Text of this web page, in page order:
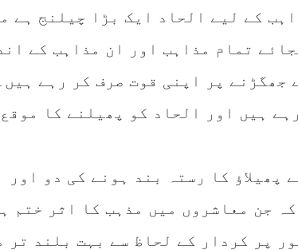
کے لیے الحاد ایک بڑا چیلنج ہے
تمام مذاہب اور ان مذاہب کے
جھگڑنے پر اپنی قوت صرف کر رہے
ہیں اور الحاد کو پھیلنے کا
پھیلاؤ کا رستہ بند ہونے کی دو اور
جن معاشروں میں مذہب کا اثر ختم
پر کردار کے لحاظ سے بہت بلند تر